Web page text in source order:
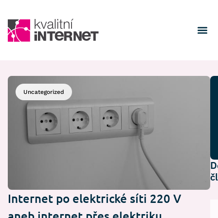
Uncategorized
Internet po elektrické síti 220 V